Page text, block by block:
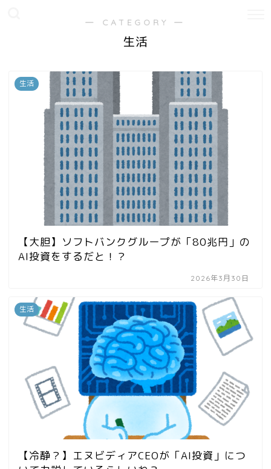
― CATEGORY ―
生活
生活
【大胆】ソフトバンクグループが「80兆円」の
AI投資をするだと！？
2026年3月30日
生活
【冷静？】エヌビディアCEOが「AI投資」につ